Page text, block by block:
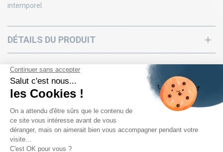
intemporel.
DÉTAILS DU PRODUIT